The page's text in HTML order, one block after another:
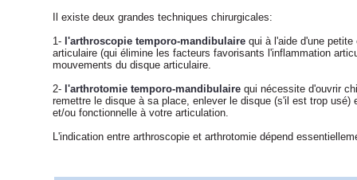
Il existe deux grandes techniques chirurgicales:
1- l'arthroscopie temporo-mandibulaire qui à l'aide d'une
articulaire (qui élimine les facteurs favorisants l'inflammation
mouvements du disque articulaire.
2- l'arthrotomie temporo-mandibulaire qui nécessite d'ouvrir
remettre le disque à sa place, enlever le disque (s'il est trop
et/ou fonctionnelle à votre articulation.
L'indication entre arthroscopie et arthrotomie dépend